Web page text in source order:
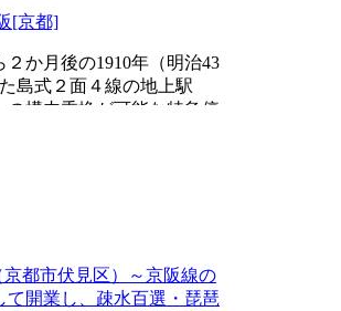
[京都]
か月後の1910年（明治43
島式２面４線の地上駅
の構内乗換が可能な特急停